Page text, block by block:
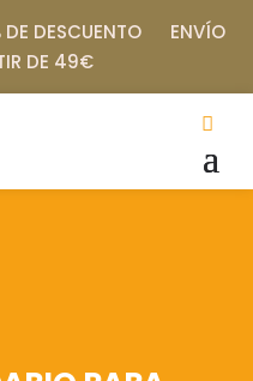
DE DESCUENTO ENVÍO
DE 49€